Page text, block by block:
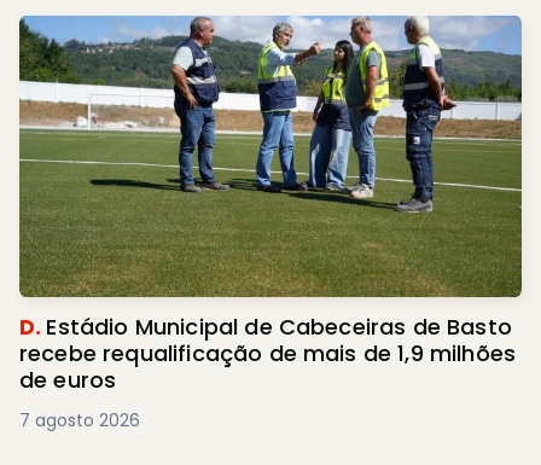
D. Estádio Municipal de Cabeceiras de Basto
recebe requalificação de mais de 1,9 milhões
de euros
7 agosto 2026